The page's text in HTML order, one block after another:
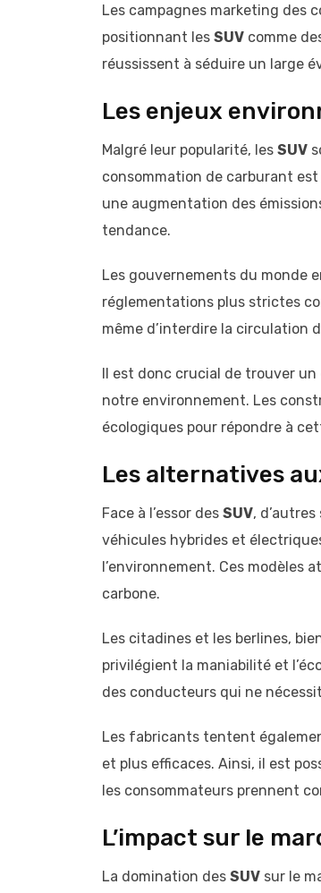
Les campagnes marketing des
positionnant les SUV comme
réussissent à séduire un large
Les enjeux
Malgré leur popularité, les SUV
consommation de carburant
une augmentation des
tendance.
Les gouvernements du monde
réglementations plus strictes
même d’interdire la circulation
Il est donc crucial de trouver
notre environnement. Les
écologiques pour répondre à
Les alternatives
Face à l’essor des SUV,
véhicules hybrides et
l’environnement. Ces modèles
carbone.
Les citadines et les berlines,
privilégient la maniabilité et
des conducteurs qui ne
Les fabricants tentent
et plus efficaces. Ainsi, il est
les consommateurs prennent
L’impact sur le
La domination des SUV sur le